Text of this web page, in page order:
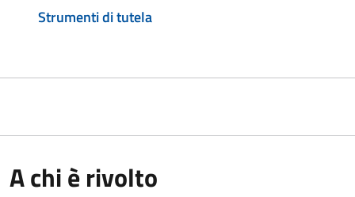
Strumenti di tutela
A chi è rivolto